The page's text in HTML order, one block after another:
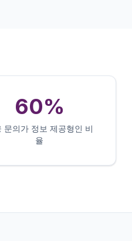
60%
문의가 정보 제공형인 비
율